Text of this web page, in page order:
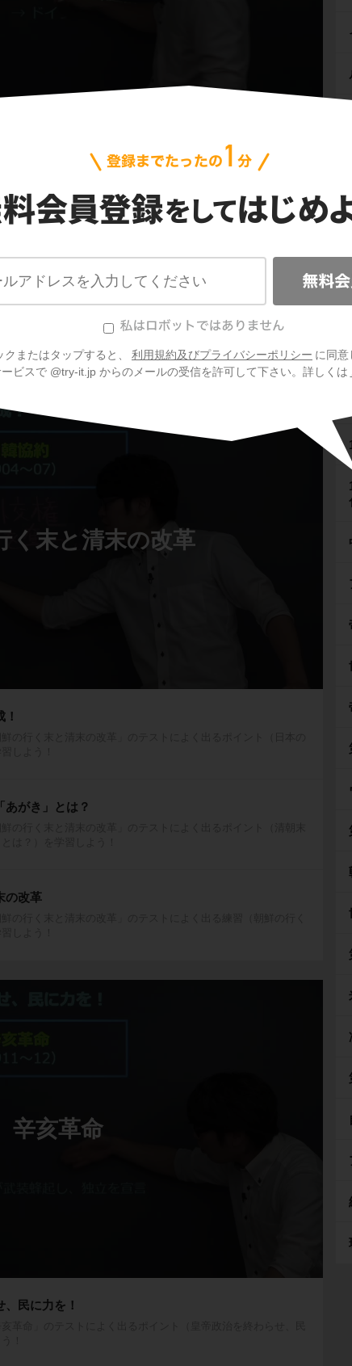
またはタップすると、 利用規約及びプライバシーポリシー に同意
ビスで @try-it.jp からのメールの受信を許可して下さい。詳しくは
国をめぐる日本とロシアの対立」のテストによく出るポイント
！中国で起きた排外運動！）を学習しよう！
た場所が同じ！？
ロシアの対立
国をめぐる日本とロシアの対立」のテストによく出る練習（中国
く末と清末の改革
がき」とは？
の改革
辛亥革命
民に力を！